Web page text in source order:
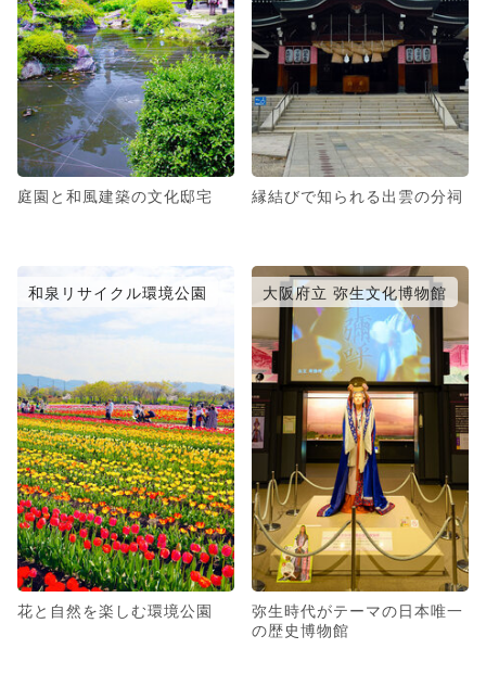
庭園と和風建築の文化邸宅 縁結びで知られる出雲の分祠
和泉リサイクル環境公園
花と自然を楽しむ環境公園
大阪府立 弥生文化博物館
弥生時代がテーマの日本唯一
の歴史博物館